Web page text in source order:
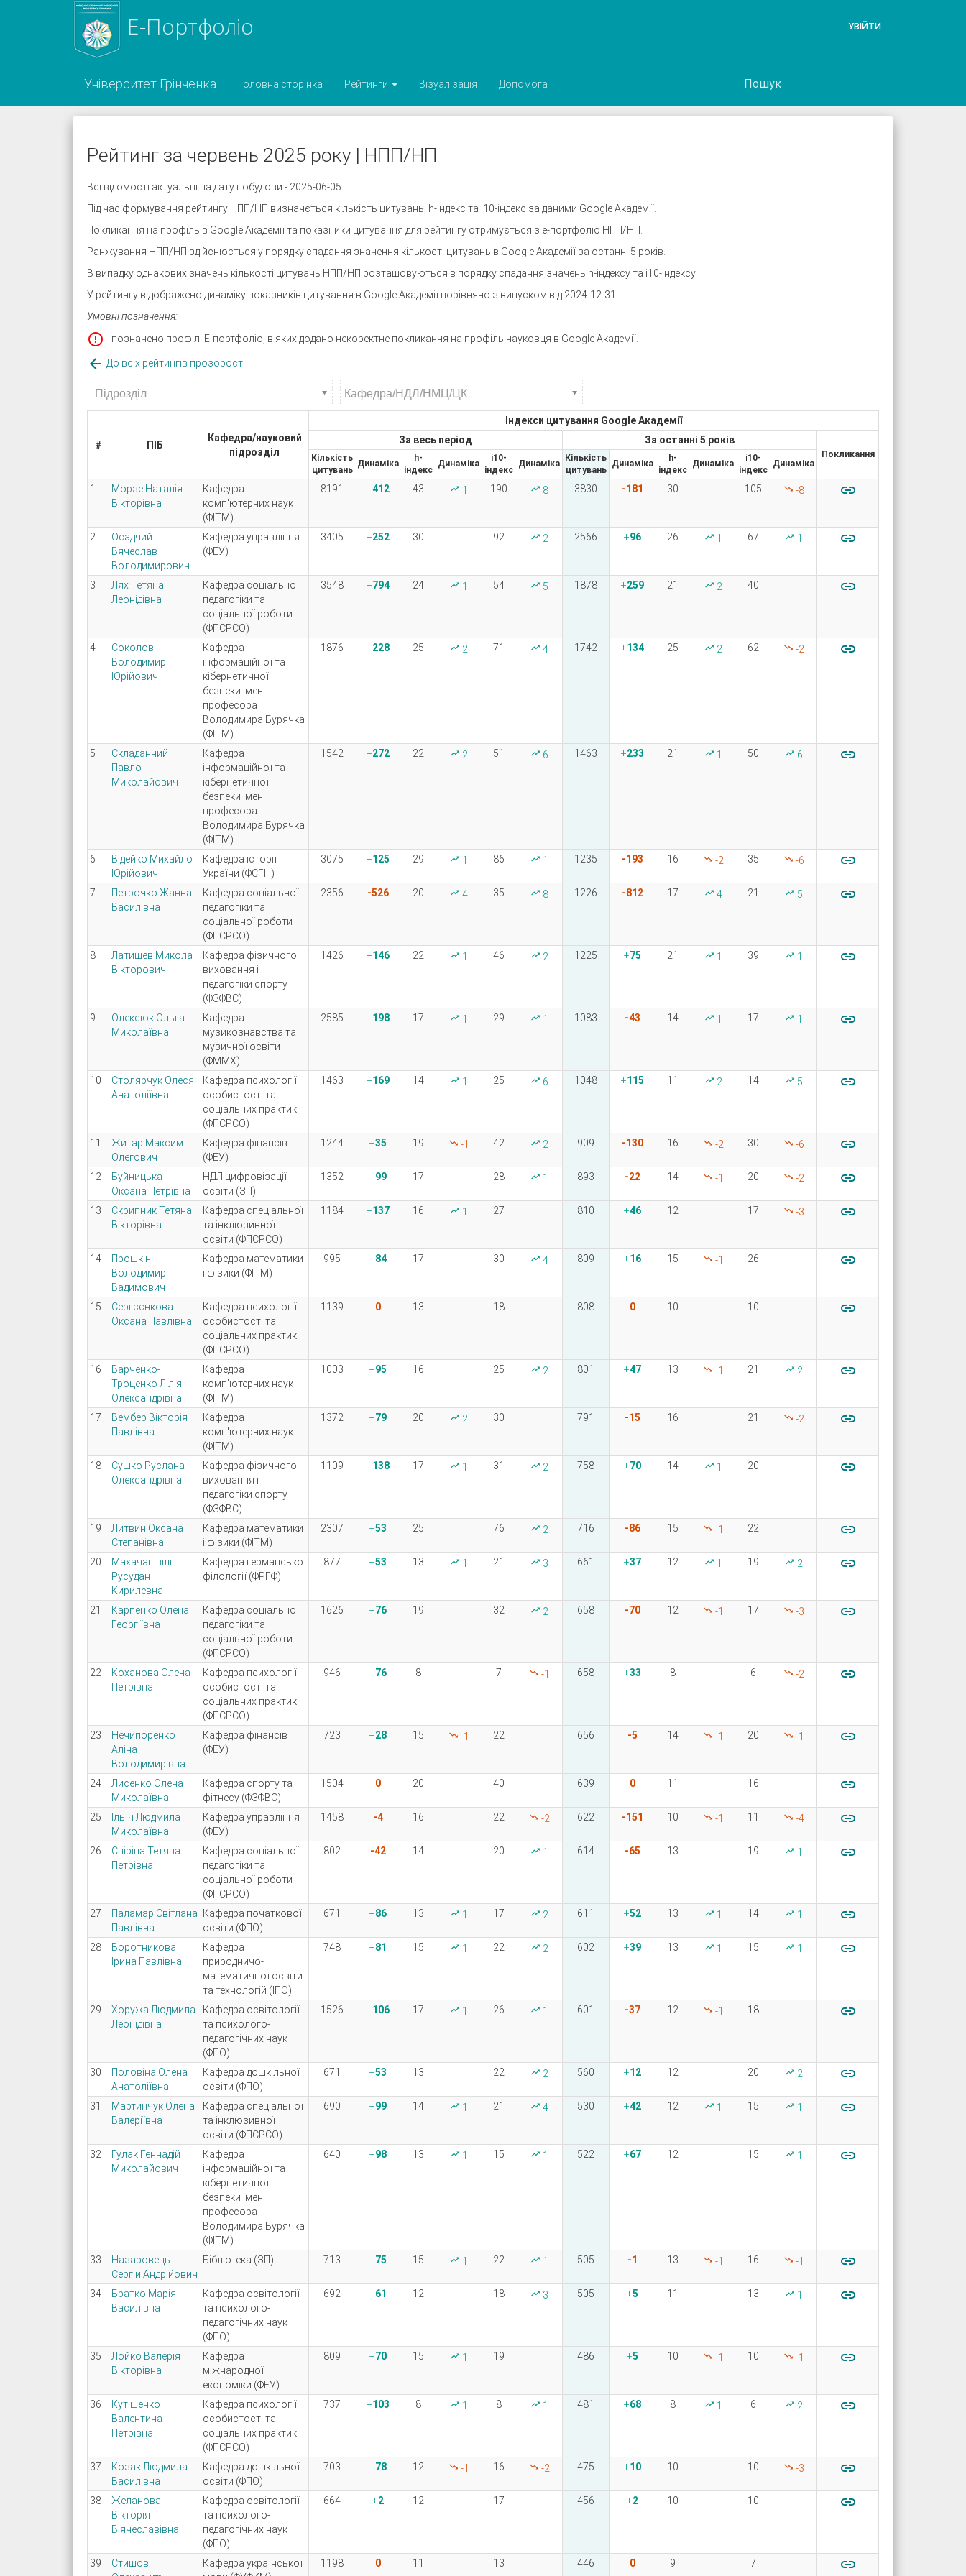
УВІЙТИ
Е-Портфоліо
Університет Грінченка Головна сторінка Рейтинги Візуалізація Допомога
Рейтинг за червень 2025 року | НПП/НП
Всі відомості актуальні на дату побудови - 2025-06-05.
Під час формування рейтингу НПП/НП визначється кількість цитувань, h-індекс та i10-індекс за даними Google Академії.
Покликання на профіль в Google Академії та показники цитування для рейтингу отримується з е-портфоліо НПП/НП.
Ранжування НПП/НП здійснюється у порядку спадання значення кількості цитувань в Google Академії за останні 5 років.
В випадку однакових значень кількості цитувань НПП/НП розташовуються в порядку спадання значень h-індексу та i10-індексу.
У рейтингу відображено динаміку показників цитування в Google Академії порівняно з випуском від 2024-12-31.
Умовні позначення:
 - позначено профілі Е-портфоліо, в яких додано некоректне покликання на профіль науковця в Google Академії.
 До всіх рейтингів прозорості
# ПІБ
Кафедра/науковий
підрозділ
Індекси цитування Google Академії
За весь період
За останні 5 років
Покликання
Кількість
цитувань
Динаміка
h-
індекс
Динаміка
i10-
індекс
Динаміка
Кількість
цитувань
Динаміка
h-
індекс
Динаміка
i10-
індекс
Динаміка
1
Морзе Наталія
Вікторівна
Кафедра
комп'ютерних наук
(ФІТМ)
8191 412 43 1 190 8 3830 -181 30 105 -8 
2
Осадчий
Вячеслав
Володимирович
Кафедра управління
(ФЕУ)
3405 252 30 92 2 2566 96 26 1 67 1 
3
Лях Тетяна
Леонідівна
Кафедра соціальної
педагогіки та
соціальної роботи
(ФПСРСО)
3548 794 24 1 54 5 1878 259 21 2 40 
4
Соколов
Володимир
Юрійович
Кафедра
інформаційної та
кібернетичної
безпеки імені
професора
Володимира Бурячка
(ФІТМ)
1876 228 25 2 71 4 1742 134 25 2 62 -2 
5
Складанний
Павло
Миколайович
Кафедра
інформаційної та
кібернетичної
безпеки імені
професора
Володимира Бурячка
(ФІТМ)
1542 272 22 2 51 6 1463 233 21 1 50 6 
6
Відейко Михайло
Юрійович
Кафедра історії
України (ФСГН)
3075 125 29 1 86 1 1235 -193 16 -2 35 -6 
7
Петрочко Жанна
Василівна
Кафедра соціальної
педагогіки та
соціальної роботи
(ФПСРСО)
2356 -526 20 4 35 8 1226 -812 17 4 21 5 
8
Латишев Микола
Вікторович
Кафедра фізичного
виховання і
педагогіки спорту
(ФЗФВС)
1426 146 22 1 46 2 1225 75 21 1 39 1 
9
Олексюк Ольга
Миколаївна
Кафедра
музикознавства та
музичної освіти
(ФММХ)
2585 198 17 1 29 1 1083 -43 14 1 17 1 
10
Столярчук Олеся
Анатоліївна
Кафедра психології
особистості та
соціальних практик
(ФПСРСО)
1463 169 14 1 25 6 1048 115 11 2 14 5 
11
Житар Максим
Олегович
Кафедра фінансів
(ФЕУ)
1244 35 19 -1 42 2 909 -130 16 -2 30 -6 
12
Буйницька
Оксана Петрівна
НДЛ цифровізації
освіти (ЗП)
1352 99 17 28 1 893 -22 14 -1 20 -2 
13
Скрипник Тетяна
Вікторівна
Кафедра спеціальної
та інклюзивної
освіти (ФПСРСО)
1184 137 16 1 27 810 46 12 17 -3 
14
Прошкін
Володимир
Вадимович
Кафедра математики
і фізики (ФІТМ)
995 84 17 30 4 809 16 15 -1 26 
15
Сергєєнкова
Оксана Павлівна
Кафедра психології
особистості та
соціальних практик
(ФПСРСО)
1139 0 13 18 808 0 10 10 
16
Варченко-
Троценко Лілія
Олександрівна
Кафедра
комп'ютерних наук
(ФІТМ)
1003 95 16 25 2 801 47 13 -1 21 2 
17
Вембер Вікторія
Павлівна
Кафедра
комп'ютерних наук
(ФІТМ)
1372 79 20 2 30 791 -15 16 21 -2 
18
Сушко Руслана
Олександрівна
Кафедра фізичного
виховання і
педагогіки спорту
(ФЗФВС)
1109 138 17 1 31 2 758 70 14 1 20 
19
Литвин Оксана
Степанівна
Кафедра математики
і фізики (ФІТМ)
2307 53 25 76 2 716 -86 15 -1 22 
20
Махачашвілі
Русудан
Кирилевна
Кафедра германської
філології (ФРГФ)
877 53 13 1 21 3 661 37 12 1 19 2 
21
Карпенко Олена
Георгіївна
Кафедра соціальної
педагогіки та
соціальної роботи
(ФПСРСО)
1626 76 19 32 2 658 -70 12 -1 17 -3 
22
Коханова Олена
Петрівна
Кафедра психології
особистості та
соціальних практик
(ФПСРСО)
946 76 8 7 -1 658 33 8 6 -2 
23
Нечипоренко
Аліна
Володимирівна
Кафедра фінансів
(ФЕУ)
723 28 15 -1 22 656 -5 14 -1 20 -1 
24
Лисенко Олена
Миколаївна
Кафедра спорту та
фітнесу (ФЗФВС)
1504 0 20 40 639 0 11 16 
25
Ільїч Людмила
Миколаївна
Кафедра управління
(ФЕУ)
1458 -4 16 22 -2 622 -151 10 -1 11 -4 
26
Спіріна Тетяна
Петрівна
Кафедра соціальної
педагогіки та
соціальної роботи
(ФПСРСО)
802 -42 14 20 1 614 -65 13 19 1 
27
Паламар Світлана
Павлівна
Кафедра початкової
освіти (ФПО)
671 86 13 1 17 2 611 52 13 1 14 1 
28
Воротникова
Ірина Павлівна
Кафедра
природничо-
математичної освіти
та технологій (ІПО)
748 81 15 1 22 2 602 39 13 1 15 1 
29
Хоружа Людмила
Леонідівна
Кафедра освітології
та психолого-
педагогічних наук
(ФПО)
1526 106 17 1 26 1 601 -37 12 -1 18 
30
Половіна Олена
Анатоліївна
Кафедра дошкільної
освіти (ФПО)
671 53 13 22 2 560 12 12 20 2 
31
Мартинчук Олена
Валеріївна
Кафедра спеціальної
та інклюзивної
освіти (ФПСРСО)
690 99 14 1 21 4 530 42 12 1 15 1 
32
Гулак Геннадій
Миколайович
Кафедра
інформаційної та
кібернетичної
безпеки імені
професора
Володимира Бурячка
(ФІТМ)
640 98 13 1 15 1 522 67 12 15 1 
33
Назаровець
Сергій Андрійович
Бібліотека (ЗП) 713 75 15 1 22 1 505 -1 13 -1 16 -1 
34
Братко Марія
Василівна
Кафедра освітології
та психолого-
педагогічних наук
(ФПО)
692 61 12 18 3 505 5 11 13 1 
35
Лойко Валерія
Вікторівна
Кафедра
міжнародної
економіки (ФЕУ)
809 70 15 1 19 486 5 10 -1 10 -1 
36
Кутішенко
Валентина
Петрівна
Кафедра психології
особистості та
соціальних практик
(ФПСРСО)
737 103 8 1 8 1 481 68 8 1 6 2 
37
Козак Людмила
Василівна
Кафедра дошкільної
освіти (ФПО)
703 78 12 -1 16 -2 475 10 10 10 -3 
38
Желанова
Вікторія
В'ячеславівна
Кафедра освітології
та психолого-
педагогічних наук
(ФПО)
664 2 12 17 456 2 10 10 
39
Стишов
Кафедра української
1198 0 11 13 446 0 9 7 